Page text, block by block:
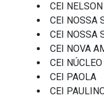
CEI
CEI NOSSA
CEI NOSSA
CEI NOVA
CEI
CEI PAOLA
CEI